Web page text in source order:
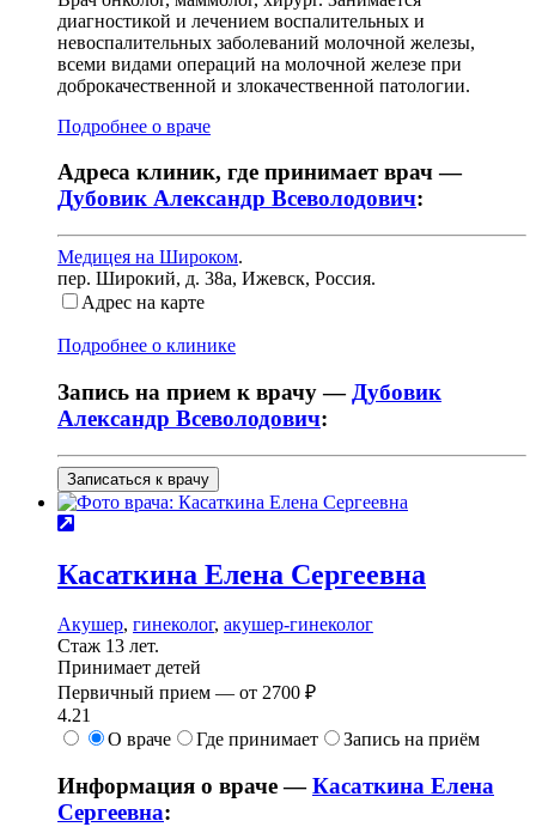
диагностикой и лечением воспалительных и
невоспалительных заболеваний молочной железы,
всеми видами операций на молочной железе при
доброкачественной и злокачественной патологии.
Подробнее о враче
Адреса клиник, где принимает врач —
Дубовик Александр Всеволодович:
Медицея на Широком.
пер. Широкий, д. 38а, Ижевск, Россия.
Адрес на карте
Подробнее о клинике
Запись на прием к врачу — Дубовик
Александр Всеволодович:
Записаться к врачу
Касаткина Елена Сергеевна
Акушер, гинеколог, акушер-гинеколог
Стаж 13 лет.
Принимает детей
Первичный прием — от 2700 ₽
4.21
О враче
Где принимает Запись на приём
Информация о враче —Касаткина Елена
Сергеевна: